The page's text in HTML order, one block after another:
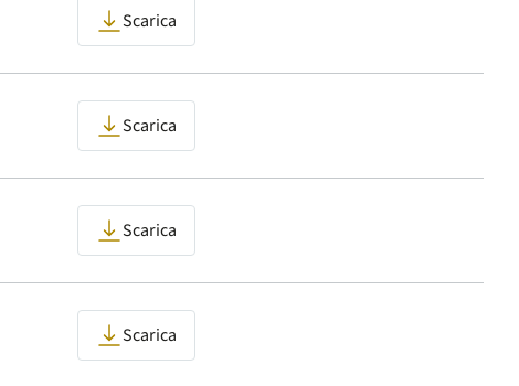
Scarica
Scarica
Scarica
Scarica